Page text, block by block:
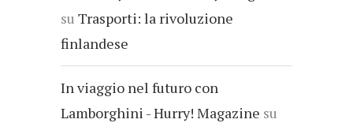
su Trasporti: la rivoluzione
finlandese
In viaggio nel futuro con
Lamborghini - Hurry! Magazine su